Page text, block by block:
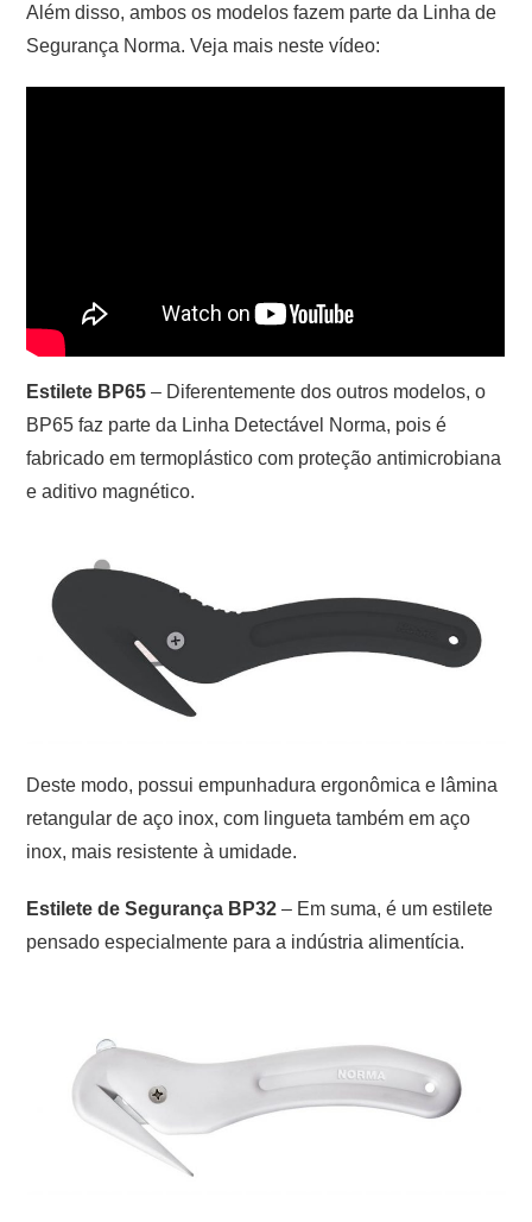
Além disso, ambos os modelos fazem parte da Linha de
Segurança Norma. Veja mais neste vídeo:
Estilete BP65 – Diferentemente dos outros modelos, o
BP65 faz parte da Linha Detectável Norma, pois é
fabricado em termoplástico com proteção antimicrobiana
e aditivo magnético.
Deste modo, possui empunhadura ergonômica e lâmina
retangular de aço inox, com lingueta também em aço
inox, mais resistente à umidade.
Estilete de Segurança BP32 – Em suma, é um estilete
pensado especialmente para a indústria alimentícia.